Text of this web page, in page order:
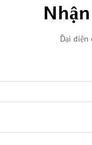
Đại diện